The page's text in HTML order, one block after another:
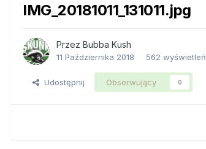
IMG_20181011_131011.jpg
Przez Bubba Kush
11 Października 2018 562 wyświetleń
Udostępnij Obserwujący 0